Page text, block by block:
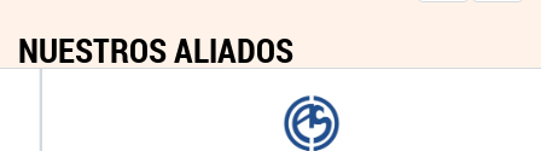
NUESTROS ALIADOS